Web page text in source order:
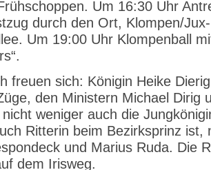
Um 16:30 Uhr
durch den Ort, Klompen/
Um 19:00 Uhr Klompenball
freuen sich: Königin Heike
den Ministern Michael Dirig
weniger auch die
Ritterin beim Bezirksprinz ist,
und Marius Ruda. Die
dem Irisweg.